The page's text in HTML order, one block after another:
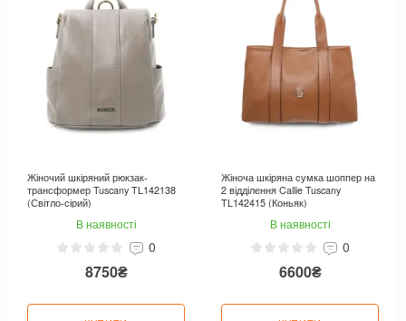
Жіночий шкіряний рюкзак-
трансформер Tuscany TL142138
(Світло-сірий)
В наявності
0
8750₴
Жіноча шкіряна сумка шоппер на
2 відділення Callie Tuscany
TL142415 (Коньяк)
В наявності
0
6600₴